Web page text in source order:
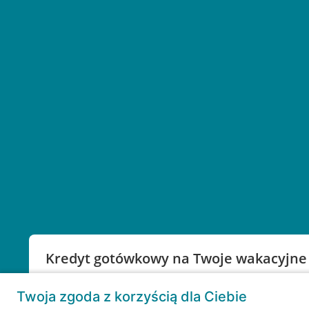
Kredyt gotówkowy na Twoje
RRSO: 9,6%
Twoja zgoda z korzyścią dla Ciebie